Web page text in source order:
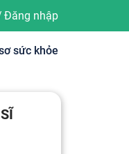
Đăng nhập
sức khỏe